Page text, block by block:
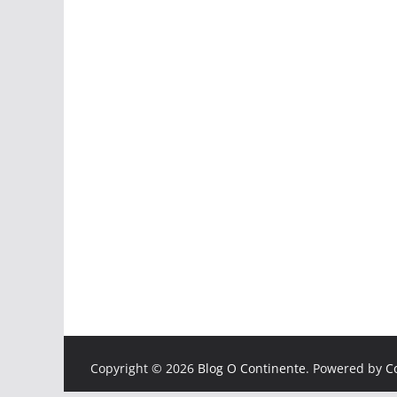
Copyright © 2026 Blog O Continente. Powered by